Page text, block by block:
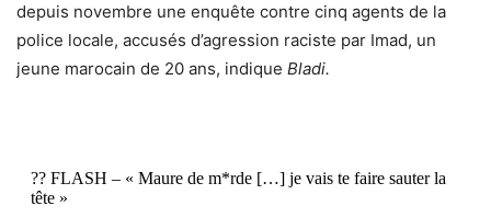
depuis novembre une enquête contre cinq agents de la
police locale, accusés d’agression raciste par Imad, un
jeune marocain de 20 ans, indique Bladi.
?? FLASH – « Maure de m*rde […] je vais te faire sauter la
tête »